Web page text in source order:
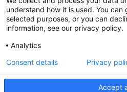
Hogescholen
De grootste kennisbank van
understand how it is used. You
selected purposes, or you can
information, see our privacy policy.
Analytics
Accept
Consent details Privacy